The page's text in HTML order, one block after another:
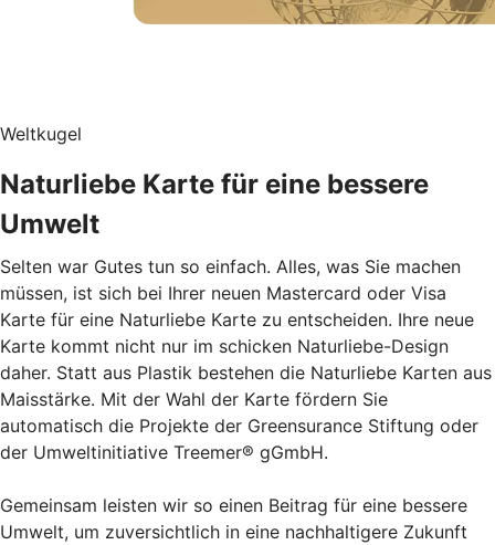
Weltkugel
Naturliebe Karte für eine bessere
Umwelt
Selten war Gutes tun so einfach. Alles, was Sie machen
müssen, ist sich bei Ihrer neuen Mastercard oder Visa
Karte für eine Naturliebe Karte zu entscheiden. Ihre neue
Karte kommt nicht nur im schicken Naturliebe-Design
daher. Statt aus Plastik bestehen die Naturliebe Karten aus
Maisstärke. Mit der Wahl der Karte fördern Sie
automatisch die Projekte der Greensurance Stiftung oder
der Umweltinitiative Treemer® gGmbH.
Gemeinsam leisten wir so einen Beitrag für eine bessere
Umwelt, um zuversichtlich in eine nachhaltigere Zukunft